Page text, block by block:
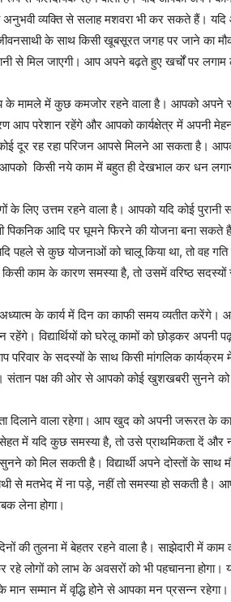
अनुभवी व्यक्ति से सलाह मशवरा भी कर सकते हैं।
के साथ किसी खूबसूरत जगह पर जाने का
से मिल जाएगी। आप अपने बढ़ते हुए खर्चों पर लगाम
मामले में कुछ कमजोर रहने वाला है। आपको अपने
आप परेशान रहेंगे और आपको कार्यक्षेत्र में अपनी
दूर रह रहा परिजन आपसे मिलने आ सकता है।
किसी नये काम में बहुत ही देखभाल कर धन
के लिए उत्तम रहने वाला है। आपको यदि कोई
पिकनिक आदि पर घूमने फिरने की योजना बना
पहले से कुछ योजनाओं को चालू किया था, तो वह
काम के कारण समस्या है, तो उसमें वरिष्ठ
के कार्य में दिन का काफी समय व्यतीत करेंगे।
विद्यार्थियों को घरेलू कामों को छोड़कर अपनी
के सदस्यों के साथ किसी मांगलिक कार्यक्रम
संतान पक्ष की ओर से आपको कोई खुशखबरी सुनने
वाला रहेगा। आप खुद को अपनी जरूरत के
में यदि कुछ समस्या है, तो उसे प्राथमिकता दें
को मिल सकती है। विद्यार्थी अपने दोस्तों के साथ
से मतभेद में ना पड़े, नहीं तो समस्या हो सकती
लेना होगा।
की तुलना में बेहतर रहने वाला है। साझेदारी में
रहे लोगों को लाभ के अवसरों को भी पहचानना
सम्मान में वृद्धि होने से आपका मन प्रसन्न